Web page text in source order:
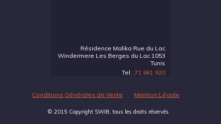
Résidence Malika Rue du Lac
Windermere Les Berges du Lac 1053
Tunis
Tel. :71 861 920
Conditions Générales de Vente Mention Légale
© 2015 Copyright SWIB, tous les droits réservés